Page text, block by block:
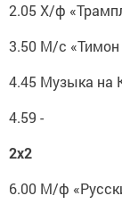
2.05 Х/ф
3.50 М/с «Тимон
4.45 Музыка на
4.59 -
2х2
6.00 М/ф